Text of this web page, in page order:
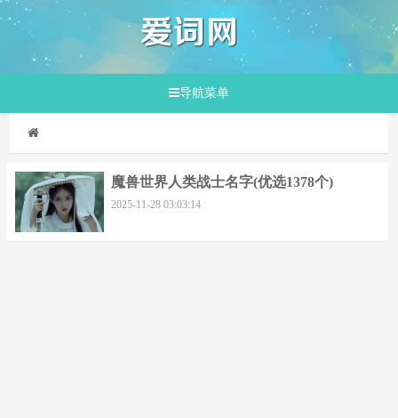
导航菜单
魔兽世界人类战士名字(优选1378个)
2025-11-28 03:03:14